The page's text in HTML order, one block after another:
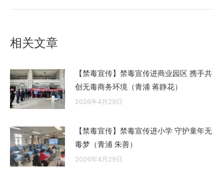
的
相关文章
【禁毒宣传】禁毒宣传进商业园区 携手共
创无毒商务环境（青浦 蒋静花）
2026年4月29日
【禁毒宣传】禁毒宣传进小学 守护童年无
毒梦（青浦 朱善）
2026年4月29日